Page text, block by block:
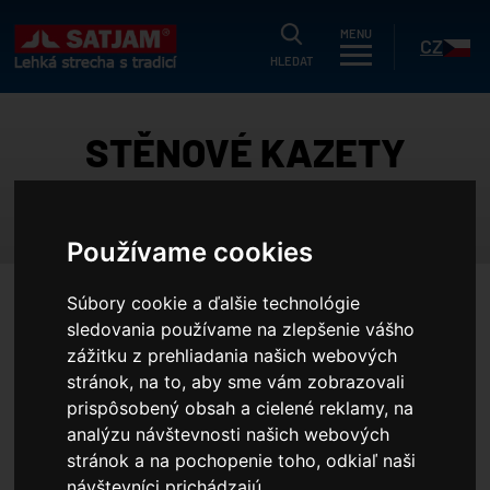
Používame cookies
Súbory cookie a ďalšie technológie
sledovania používame na zlepšenie vášho
zážitku z prehliadania našich webových
stránok, na to, aby sme vám zobrazovali
prispôsobený obsah a cielené reklamy, na
analýzu návštevnosti našich webových
stránok a na pochopenie toho, odkiaľ naši
HLEDAT
MENU
CZ
záruka
nabídka
STĚNOVÉ KAZETY
PRODUKTY
TRAPÉZOVÉ PLECHY, OPLÁŠTĚNÍ, PROFILY
STĚNOVÉ KAZETY
Stěnové kazety
Variabilní systémy kovového opláštění, tvořené stěnovými kazetami
– jako interiérovým prvkem, a trapézovými plechy, kazetony či